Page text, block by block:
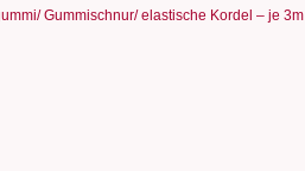
Gummischnur/ elastische Kordel – je 3m